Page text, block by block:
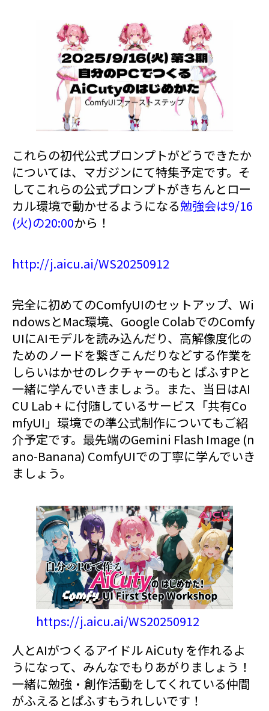
これらの初代公式プロンプトがどうできたか
については、マガジンにて特集予定です。そ
してこれらの公式プロンプトがきちんとロー
カル環境で動かせるようになる勉強会は9/16
(火)の20:00から！
http://j.aicu.ai/WS20250912
完全に初めてのComfyUIのセットアップ、Wi
ndowsとMac環境、Google ColabでのComfy
UIにAIモデルを読み込んだり、高解像度化の
ためのノードを繋ぎこんだりなどする作業を
しらいはかせのレクチャーのもと ぱふすPと
一緒に学んでいきましょう。また、当日はAI
CU Lab + に付随しているサービス「共有Co
mfyUI」環境での準公式制作についてもご紹
介予定です。最先端のGemini Flash Image (n
ano-Banana) ComfyUIでの丁寧に学んでいき
ましょう。
https://j.aicu.ai/WS20250912
人とAIがつくるアイドル AiCuty を作れるよ
うになって、みんなでもりあがりましょう！
一緒に勉強・創作活動をしてくれている仲間
がふえるとぱふすもうれしいです！